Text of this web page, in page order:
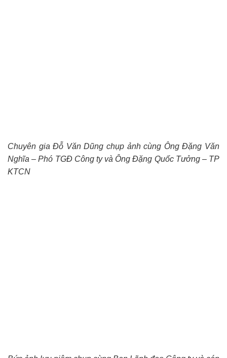
Chuyên gia Đỗ Văn Dũng chụp ảnh cùng Ông Đặng Văn
Nghĩa – Phó TGĐ Công ty và Ông Đặng Quốc Tưởng – TP
KTCN